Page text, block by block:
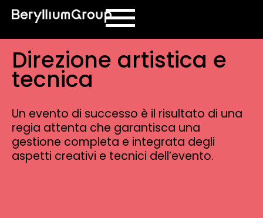
contenuto
Direzione artistica e
tecnica
Un evento di successo è il risultato di una
regia attenta che garantisca una
gestione completa e integrata degli
aspetti creativi e tecnici dell’evento.